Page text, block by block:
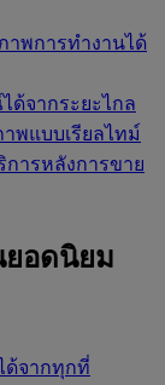
าพการทำงานได้
ด้จากระยะไกล
พแบบเรียลไทม์
การหลังการขาย
อดนิยม
ด้จากทุกที่